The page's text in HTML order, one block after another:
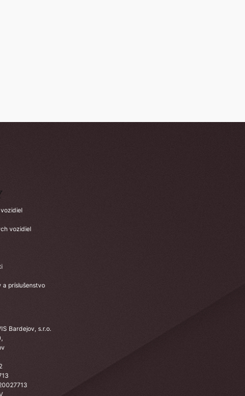
vozidiel
a príslušenstvo
Bardejov, s.r.o.